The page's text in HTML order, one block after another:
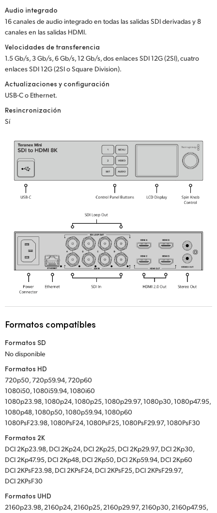
Sweden
Chinese Taipei
Turkey
Ukraine
United States
Audio integrado
16 canales de audio integrado en todas las salidas SDI derivadas y 8
canales en las salidas HDMI.
Velocidades de transferencia
1.5 Gb/s, 3 Gb/s, 6 Gb/s, 12 Gb/s, dos enlaces SDI 12G (2SI), cuatro
enlaces SDI 12G (2SI o Square Division).
Actualizaciones y configuración
USB-C o Ethernet.
Resincronización
Sí
Formatos compatibles
Formatos SD
No disponible
Formatos HD
720p50, 720p59.94, 720p60
1080i50, 1080i59.94, 1080i60
1080p23.98, 1080p24, 1080p25, 1080p29.97, 1080p30, 1080p47.95,
1080p48, 1080p50, 1080p59.94, 1080p60
1080PsF23.98, 1080PsF24, 1080PsF25, 1080PsF29.97, 1080PsF30
Formatos 2K
DCI 2Kp23.98, DCI 2Kp24, DCI 2Kp25, DCI 2Kp29.97, DCI 2Kp30,
DCI 2Kp47.95, DCI 2Kp48, DCI 2Kp50, DCI 2Kp59.94, DCI 2Kp60
DCI 2KPsF23.98, DCI 2KPsF24, DCI 2KPsF25, DCI 2KPsF29.97,
DCI 2KPsF30
Formatos UHD
2160p23.98, 2160p24, 2160p25, 2160p29.97, 2160p30, 2160p47.95,